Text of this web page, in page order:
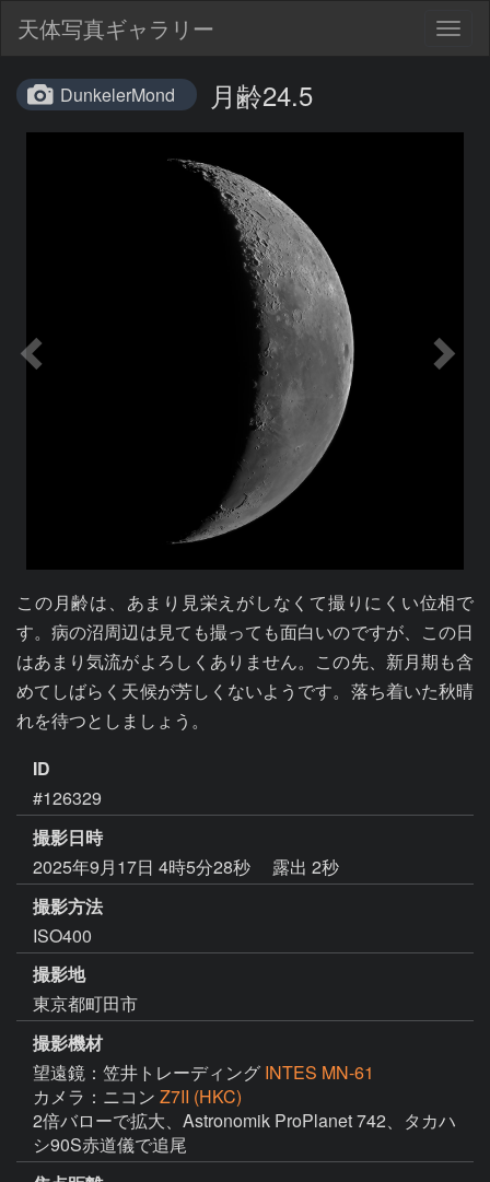
天体写真ギャラリー
DunkelerMond 月齢24.5
この月齢は、あまり見栄えがしなくて撮りにくい位相で
す。病の沼周辺は見ても撮っても面白いのですが、この日
はあまり気流がよろしくありません。この先、新月期も含
めてしばらく天候が芳しくないようです。落ち着いた秋晴
れを待つとしましょう。
ID
#126329
撮影日時
2025年9月17日 4時5分28秒
露出 2秒
撮影方法
ISO400
撮影地
東京都町田市
撮影機材
望遠鏡：笠井トレーディング INTES MN-61
カメラ：ニコン Z7II (HKC)
2倍バローで拡大、Astronomik ProPlanet 742、タカハ
シ90S赤道儀で追尾